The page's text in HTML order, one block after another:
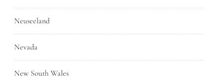
Neuseeland
Nevada
New South Wales